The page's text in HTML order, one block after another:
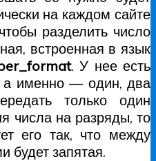
на каждом сайте
разделить число
встроенная в язык
. У нее есть
а именно — один, два
только один
числа на разряды, то
его так, что между
будет запятая.